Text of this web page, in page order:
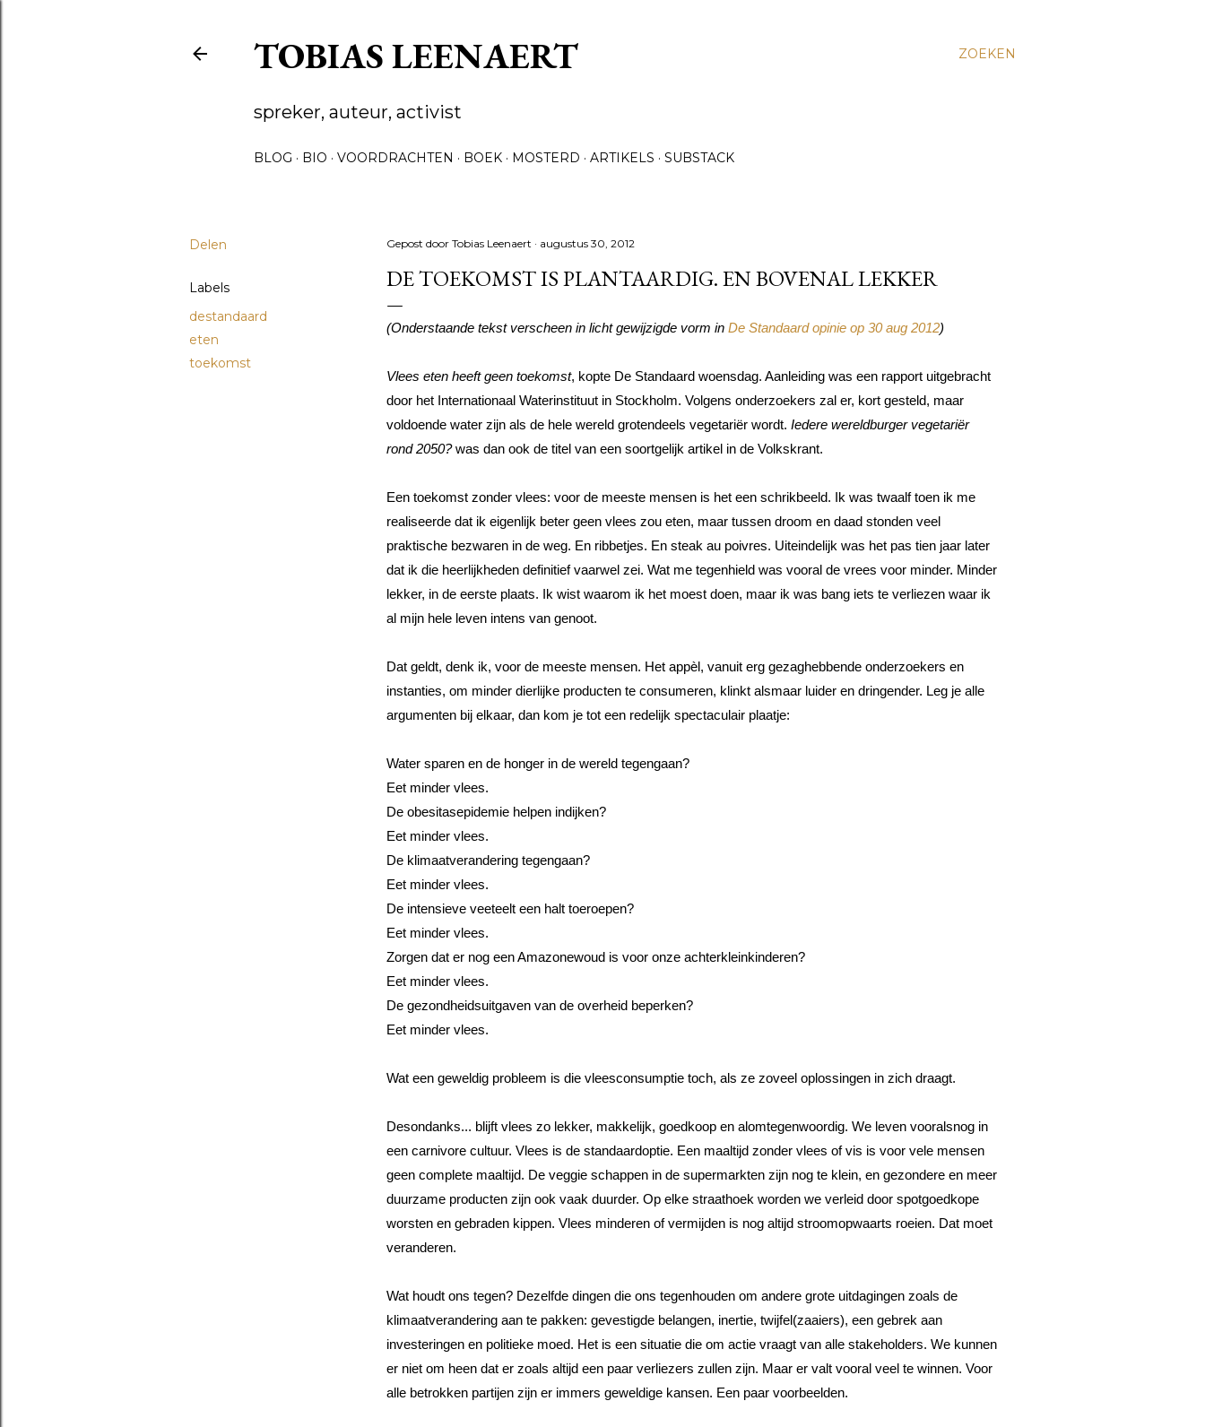
ZOEKEN
TOBIAS LEENAERT
spreker, auteur, activist
BLOG BIO VOORDRACHTEN BOEK MOSTERD ARTIKELS SUBSTACK
Delen
Labels
destandaard
eten
toekomst
Gepost door Tobias Leenaert augustus 30, 2012
DE TOEKOMST IS PLANTAARDIG. EN BOVENAL LEKKER
(Onderstaande tekst verscheen in licht gewijzigde vorm in De Standaard opinie op 30 aug 2012)
Vlees eten heeft geen toekomst, kopte De Standaard woensdag. Aanleiding was een rapport uitgebracht
door het Internationaal Waterinstituut in Stockholm. Volgens onderzoekers zal er, kort gesteld, maar
voldoende water zijn als de hele wereld grotendeels vegetariër wordt. Iedere wereldburger vegetariër
rond 2050? was dan ook de titel van een soortgelijk artikel in de Volkskrant.
Een toekomst zonder vlees: voor de meeste mensen is het een schrikbeeld. Ik was twaalf toen ik me
realiseerde dat ik eigenlijk beter geen vlees zou eten, maar tussen droom en daad stonden veel
praktische bezwaren in de weg. En ribbetjes. En steak au poivres. Uiteindelijk was het pas tien jaar later
dat ik die heerlijkheden definitief vaarwel zei. Wat me tegenhield was vooral de vrees voor minder. Minder
lekker, in de eerste plaats. Ik wist waarom ik het moest doen, maar ik was bang iets te verliezen waar ik
al mijn hele leven intens van genoot.
Dat geldt, denk ik, voor de meeste mensen. Het appèl, vanuit erg gezaghebbende onderzoekers en
instanties, om minder dierlijke producten te consumeren, klinkt alsmaar luider en dringender. Leg je alle
argumenten bij elkaar, dan kom je tot een redelijk spectaculair plaatje:
Water sparen en de honger in de wereld tegengaan?
Eet minder vlees.
De obesitasepidemie helpen indijken?
Eet minder vlees.
De klimaatverandering tegengaan?
Eet minder vlees.
De intensieve veeteelt een halt toeroepen?
Eet minder vlees.
Zorgen dat er nog een Amazonewoud is voor onze achterkleinkinderen?
Eet minder vlees.
De gezondheidsuitgaven van de overheid beperken?
Eet minder vlees.
Wat een geweldig probleem is die vleesconsumptie toch, als ze zoveel oplossingen in zich draagt.
Desondanks... blijft vlees zo lekker, makkelijk, goedkoop en alomtegenwoordig. We leven vooralsnog in
een carnivore cultuur. Vlees is de standaardoptie. Een maaltijd zonder vlees of vis is voor vele mensen
geen complete maaltijd. De veggie schappen in de supermarkten zijn nog te klein, en gezondere en meer
duurzame producten zijn ook vaak duurder. Op elke straathoek worden we verleid door spotgoedkope
worsten en gebraden kippen. Vlees minderen of vermijden is nog altijd stroomopwaarts roeien. Dat moet
veranderen.
Wat houdt ons tegen? Dezelfde dingen die ons tegenhouden om andere grote uitdagingen zoals de
klimaatverandering aan te pakken: gevestigde belangen, inertie, twijfel(zaaiers), een gebrek aan
investeringen en politieke moed. Het is een situatie die om actie vraagt van alle stakeholders. We kunnen
er niet om heen dat er zoals altijd een paar verliezers zullen zijn. Maar er valt vooral veel te winnen. Voor
alle betrokken partijen zijn er immers geweldige kansen. Een paar voorbeelden.